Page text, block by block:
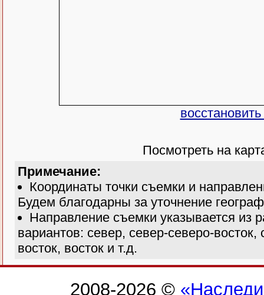
восстановить
Посмотреть на
Примечание:
Координаты точки съемки и
Будем благодарны за уточнение
Направление съемки указывается из
вариантов: север, север-северо-восток,
восток, восток и т.д.
2008-2026 ©